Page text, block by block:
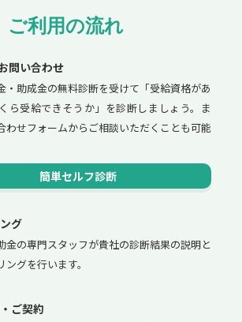
ご利用の流れ
問い合わせ
・助成金の無料診断を受けて「受給資格があ
ら受給できそうか」を診断しましょう。ま
わせフォームからご相談いただくことも可能
簡単セルフ診断
グ
金の専門スタッフが貴社の診断結果の説明と
グを行います。
ご契約